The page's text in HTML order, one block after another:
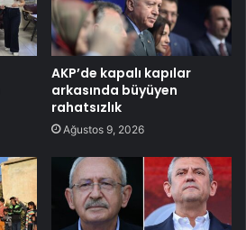
AKP’de kapalı kapılar
arkasında büyüyen
rahatsızlık
Ağustos 9, 2026